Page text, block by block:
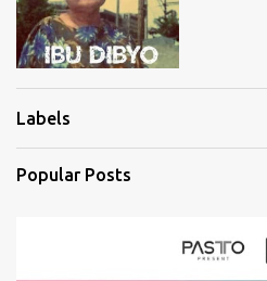
Labels
Popular Posts